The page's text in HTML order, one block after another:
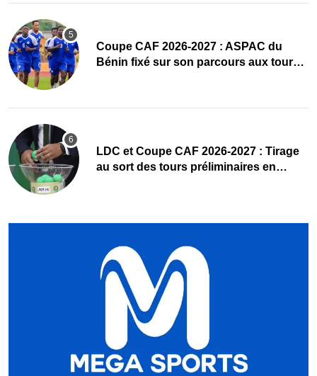
Coupe CAF 2026-2027 : ASPAC du
Bénin fixé sur son parcours aux tours
LDC et Coupe CAF 2026-2027 : Tirage
au sort des tours préliminaires en